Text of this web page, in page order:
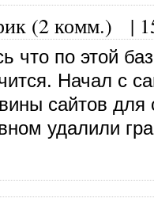
(2 комм.) |
что по этой
Начал с
сайтов
удалили